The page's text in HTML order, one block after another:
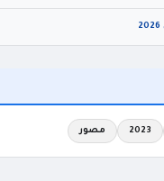
2023 مصور